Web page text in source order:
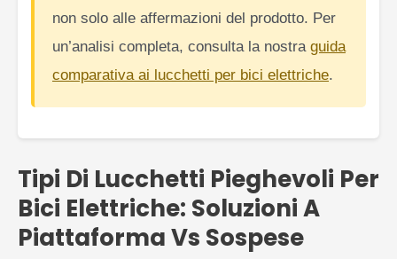
non solo alle affermazioni del prodotto. Per
un’analisi completa, consulta la nostra guida
comparativa ai lucchetti per bici elettriche.
Tipi Di Lucchetti Pieghevoli Per
Bici Elettriche: Soluzioni A
Piattaforma Vs Sospese